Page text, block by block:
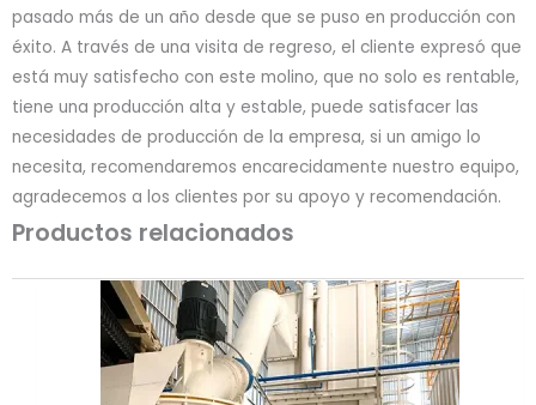
pasado más de un año desde que se puso en producción con
éxito. A través de una visita de regreso, el cliente expresó que
está muy satisfecho con este molino, que no solo es rentable,
tiene una producción alta y estable, puede satisfacer las
necesidades de producción de la empresa, si un amigo lo
necesita, recomendaremos encarecidamente nuestro equipo,
agradecemos a los clientes por su apoyo y recomendación.
Productos relacionados